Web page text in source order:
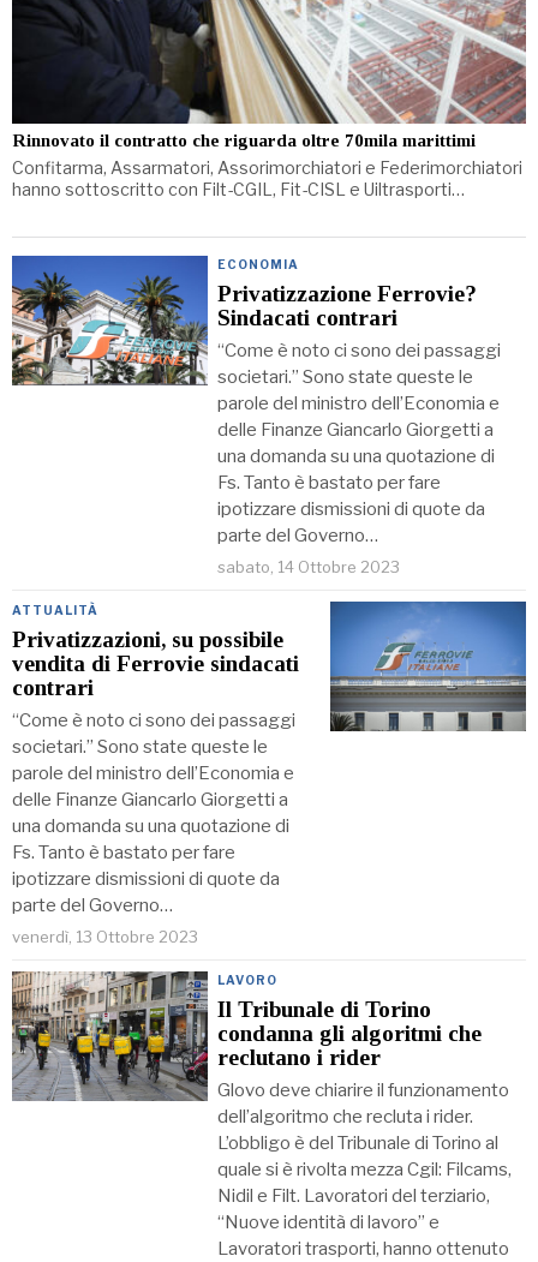
Rinnovato il contratto che riguarda oltre 70mila marittimi
Confitarma, Assarmatori, Assorimorchiatori e Federimorchiatori
hanno sottoscritto con Filt-CGIL, Fit-CISL e Uiltrasporti…
ECONOMIA
Privatizzazione Ferrovie?
Sindacati contrari
“Come è noto ci sono dei passaggi
societari.” Sono state queste le
parole del ministro dell’Economia e
delle Finanze Giancarlo Giorgetti a
una domanda su una quotazione di
Fs. Tanto è bastato per fare
ipotizzare dismissioni di quote da
parte del Governo…
sabato, 14 Ottobre 2023
ATTUALITÀ
Privatizzazioni, su possibile
vendita di Ferrovie sindacati
contrari
“Come è noto ci sono dei passaggi
societari.” Sono state queste le
parole del ministro dell’Economia e
delle Finanze Giancarlo Giorgetti a
una domanda su una quotazione di
Fs. Tanto è bastato per fare
ipotizzare dismissioni di quote da
parte del Governo…
venerdì, 13 Ottobre 2023
LAVORO
Il Tribunale di Torino
condanna gli algoritmi che
reclutano i rider
Glovo deve chiarire il funzionamento
dell’algoritmo che recluta i rider.
L’obbligo è del Tribunale di Torino al
quale si è rivolta mezza Cgil: Filcams,
Nidil e Filt. Lavoratori del terziario,
“Nuove identità di lavoro” e
Lavoratori trasporti, hanno ottenuto